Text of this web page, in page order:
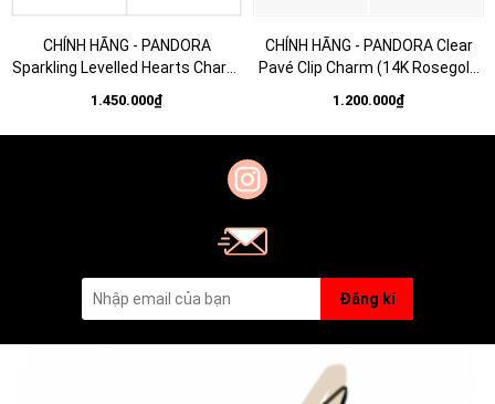
CHÍNH HÃNG - PANDORA
Sparkling Levelled Hearts Charm
Sterling 925, Zircona) Hạt trang
trí vòng tay hình trái tim
1.450.000₫
CHÍNH HÃNG - PANDORA Clear
Pavé Clip Charm (14K Rosegold
vòng tay, chốt bấm, hỗn hợp kim
loại mạ vàng hồng 14k
1.200.000₫
Đăng kí